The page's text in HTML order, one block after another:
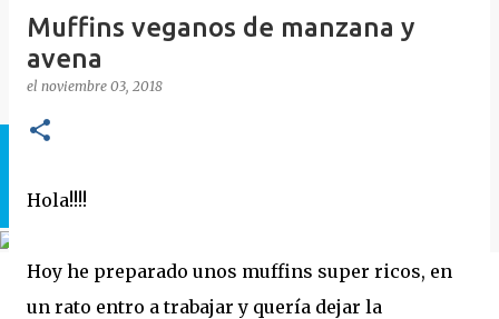
Muffins veganos de manzana y
avena
el noviembre 03, 2018
Hola!!!!
Hoy he preparado unos muffins super ricos, en
un rato entro a trabajar y quería dejar la